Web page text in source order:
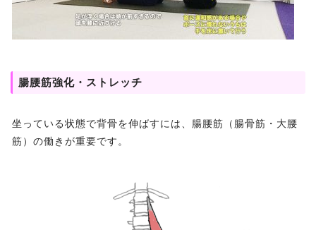
腸腰筋強化・ストレッチ
坐っている状態で背骨を伸ばすには、腸腰筋（腸骨筋・大腰
筋）の働きが重要です。